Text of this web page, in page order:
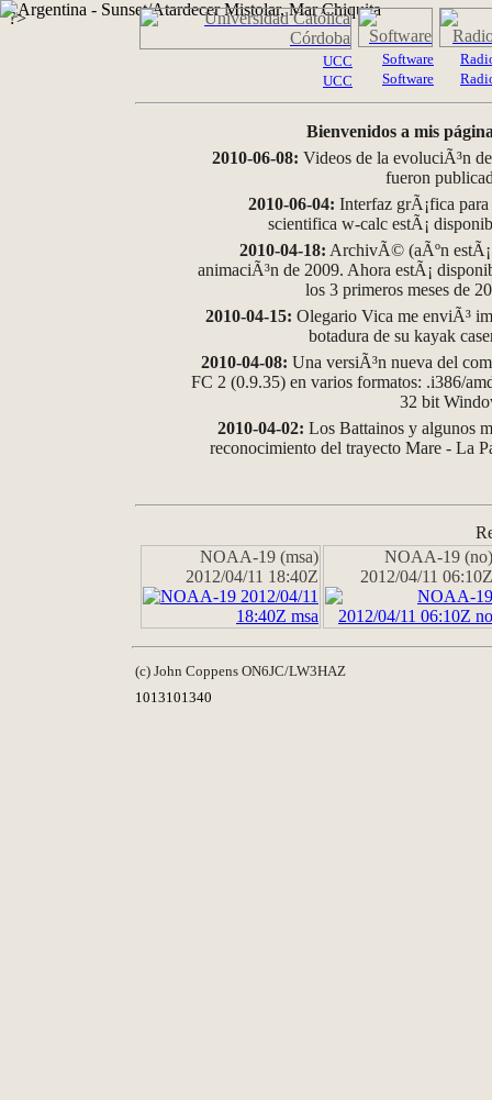
?>
UCC
UCC
Software
Software
Bienvenidos a mis
2010-06-08: Videos de la evoluciÃ³n
fueron
2010-06-04: Interfaz grÃ¡fica
scientifica w-calc estÃ¡
2010-04-18: ArchivÃ© (aÃºn
animaciÃ³n de 2009. Ahora estÃ¡
los 3 primeros meses de
2010-04-15: Olegario Vica me enviÃ³
botadura de su kayak
2010-04-08: Una versiÃ³n nueva del
FC 2 (0.9.35) en varios formatos: .i386/
32 bit
2010-04-02: Los Battainos y algunos
reconocimiento del trayecto Mare - La
NOAA-19 (msa)
2012/04/11 18:40Z
NOAA-19 (no)
2012/04/11 06:10Z
(c) John Coppens ON6JC/LW3HAZ
1013101340